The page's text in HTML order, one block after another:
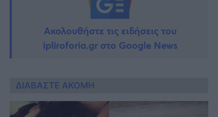
Ακολουθήστε τις ειδήσεις του
ipliroforia.gr στο Google News
ΔΙΑΒΑΣΤΕ ΑΚΟΜΗ